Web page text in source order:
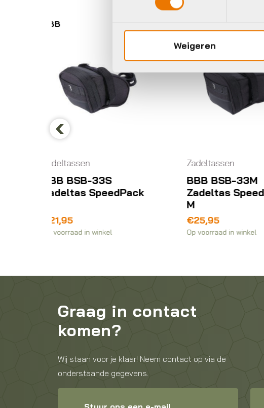
Weigeren
Previous
Zadeltassen
BBB BSB-33M
Zadeltas SpeedPack
€
Op voorraad in winkel
Abus
Zadeltassen
Abus
5950 2.0
Op voorraad in
Graag in contact
komen?
Wij staan voor je klaar! Neem contact op via de
onderstaande gegevens.